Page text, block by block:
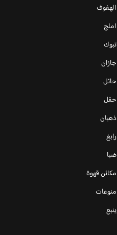
الهفوف
املج
تبوك
جازان
حائل
حقل
ذهبان
رابغ
ضبا
مكائن قهوة
منوعات
ينبع